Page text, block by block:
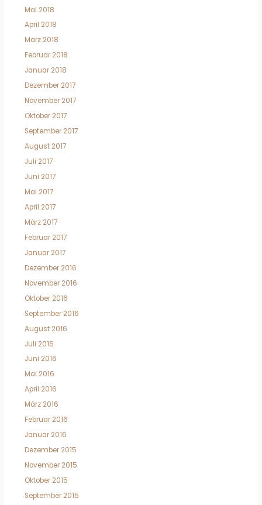
Mai 2018
April 2018
März 2018
Februar 2018
Januar 2018
Dezember 2017
November 2017
Oktober 2017
September 2017
August 2017
Juli 2017
Juni 2017
Mai 2017
April 2017
März 2017
Februar 2017
Januar 2017
Dezember 2016
November 2016
Oktober 2016
September 2016
August 2016
Juli 2016
Juni 2016
Mai 2016
April 2016
März 2016
Februar 2016
Januar 2016
Dezember 2015
November 2015
Oktober 2015
September 2015